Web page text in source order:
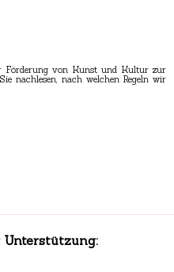
Förderung von Kunst und Kultur zur
nachlesen, nach welchen Regeln wir